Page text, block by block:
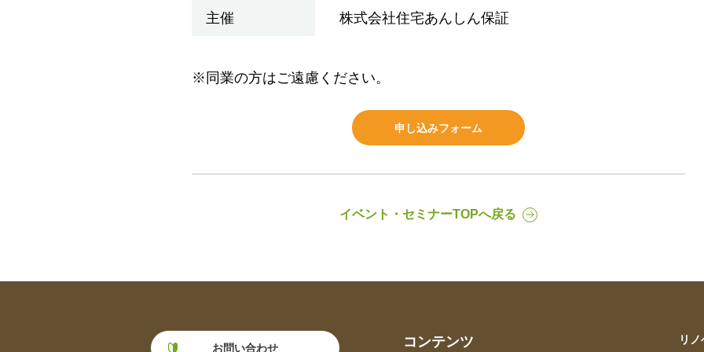
主催 株式会社住宅あんしん保証
※同業の方はご遠慮ください。
申し込みフォーム
イベント・セミナーTOPへ戻る
お問い合わせ コンテンツ リ